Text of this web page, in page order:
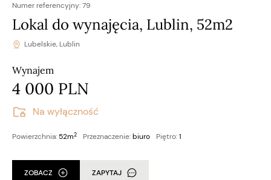
Na wyłączność
Numer referencyjny:79
Lokal do wynajęcia, Lublin, 52m2
Lubelskie, Lublin
Wynajem
4 000 PLN
Powierzchnia: 52m2 Przeznaczenie:biuro Piętro:1
ZOBACZ ZAPYTAJ